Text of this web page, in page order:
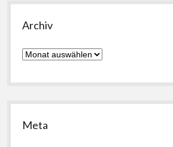
Archiv
Archiv
Meta